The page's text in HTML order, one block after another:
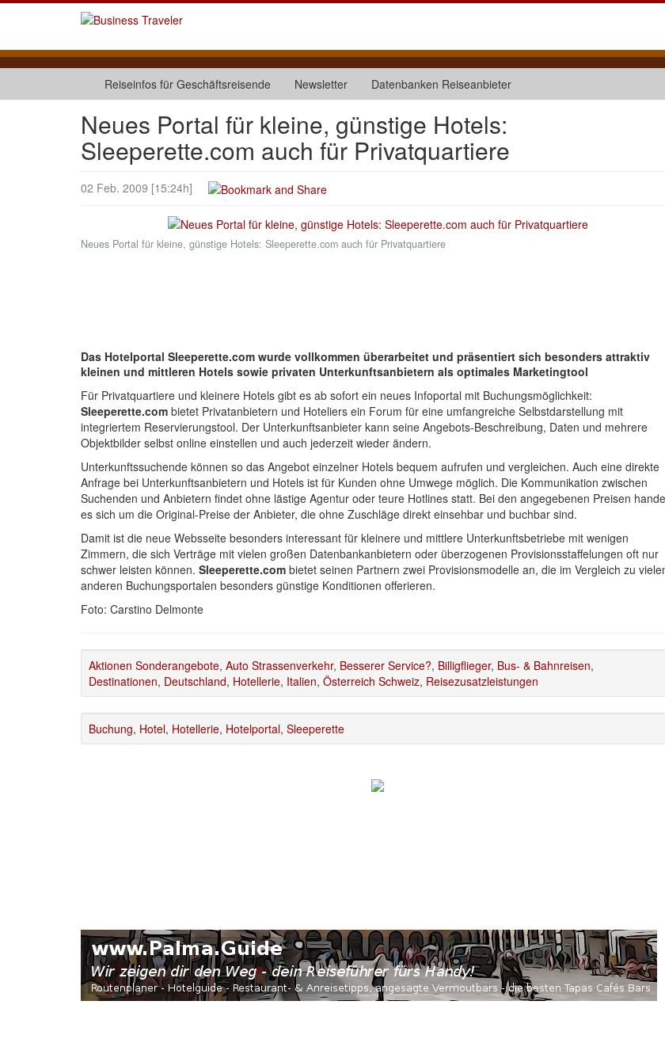
Reiseinfos für Geschäftsreisende Newsletter Datenbanken Reiseanbieter
Neues Portal für kleine, günstige Hotels:
Sleeperette.com auch für Privatquartiere
02 Feb. 2009 [15:24h]
Neues Portal für kleine, günstige Hotels: Sleeperette.com auch für Privatquartiere
Das Hotelportal Sleeperette.com wurde vollkommen überarbeitet und präsentiert sich besonders attraktiv
kleinen und mittleren Hotels sowie privaten Unterkunftsanbietern als optimales Marketingtool
Für Privatquartiere und kleinere Hotels gibt es ab sofort ein neues Infoportal mit Buchungsmöglichkeit:
Sleeperette.com bietet Privatanbietern und Hoteliers ein Forum für eine umfangreiche Selbstdarstellung mit
integriertem Reservierungstool. Der Unterkunftsanbieter kann seine Angebots-Beschreibung, Daten und mehrere
Objektbilder selbst online einstellen und auch jederzeit wieder ändern.
Unterkunftssuchende können so das Angebot einzelner Hotels bequem aufrufen und vergleichen. Auch eine direkte
Anfrage bei Unterkunftsanbietern und Hotels ist für Kunden ohne Umwege möglich. Die Kommunikation zwischen
Suchenden und Anbietern findet ohne lästige Agentur oder teure Hotlines statt. Bei den angegebenen Preisen
es sich um die Original-Preise der Anbieter, die ohne Zuschläge direkt einsehbar und buchbar sind.
Damit ist die neue Websseite besonders interessant für kleinere und mittlere Unterkunftsbetriebe mit wenigen
Zimmern, die sich Verträge mit vielen großen Datenbankanbietern oder überzogenen Provisionsstaffelungen oft nur
schwer leisten können. Sleeperette.com bietet seinen Partnern zwei Provisionsmodelle an, die im Vergleich zu
anderen Buchungsportalen besonders günstige Konditionen offerieren.
Foto: Carstino Delmonte
Aktionen Sonderangebote, Auto Strassenverkehr, Besserer Service?, Billigflieger, Bus- & Bahnreisen,
Destinationen, Deutschland, Hotellerie, Italien, Österreich Schweiz, Reisezusatzleistungen
Buchung, Hotel, Hotellerie, Hotelportal, Sleeperette